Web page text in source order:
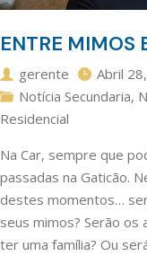
ENTRE MIMOS
gerente
Abril
Notícia Secundaria,
Residencial
Na Car, sempre que
passadas na Gaticão.
destes momentos…
seus mimos? Serão
ter uma família? Ou